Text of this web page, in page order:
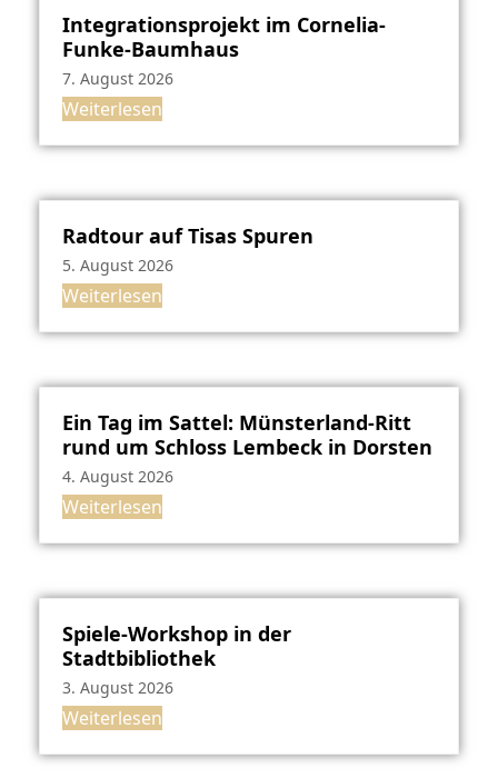
Integrationsprojekt im Cornelia-
Funke-Baumhaus
7. August 2026
Weiterlesen
Radtour auf Tisas Spuren
5. August 2026
Weiterlesen
Ein Tag im Sattel: Münsterland-Ritt
rund um Schloss Lembeck in Dorsten
4. August 2026
Weiterlesen
Spiele-Workshop in der
Stadtbibliothek
3. August 2026
Weiterlesen